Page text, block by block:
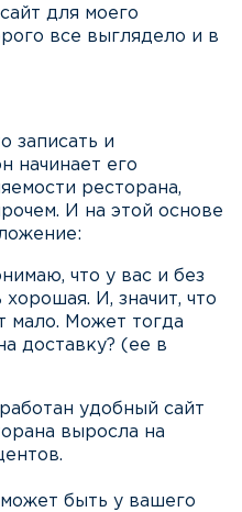
для моего
все выглядело и в
записать и
начинает его
ресторана,
И на этой основе
что у вас и без
хорошая. И, значит, что
мало. Может тогда
доставку? (ее в
удобный сайт
выросла на
быть у вашего